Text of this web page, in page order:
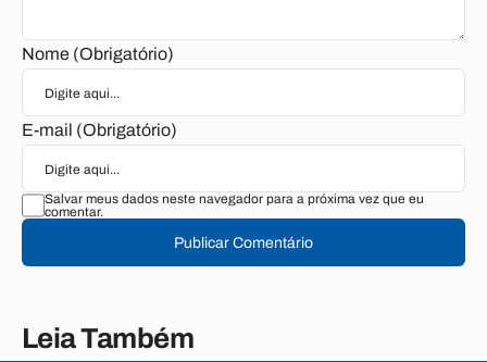
Nome (Obrigatório)
E-mail (Obrigatório)
Salvar meus dados neste navegador para a próxima vez que eu
comentar.
Publicar Comentário
Leia Também